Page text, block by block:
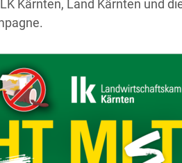
Kärnten, Land Kärnten und